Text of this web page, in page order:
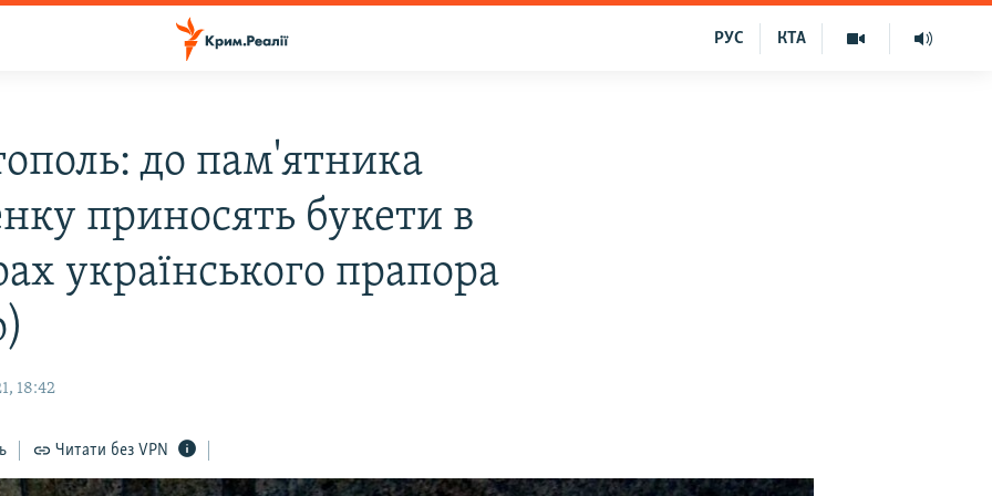
КТА
РУС
до пам'ятника
приносять букети в
українського прапора
18:42
Читати без VPN